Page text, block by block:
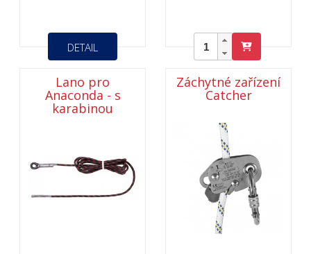
DETAIL
Lano pro
Anaconda - s
karabinou
Záchytné zařízení
Catcher